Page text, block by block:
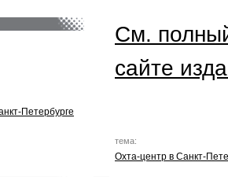
Петербурге
См.
сайте
тема:
Охта-центр в Санкт-